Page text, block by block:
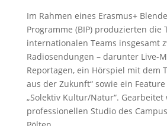
Im Rahmen eines Erasmus+
Programme (BIP) produzierten die
internationalen Teams insgesamt
Radiosendungen – darunter Live-
Reportagen, ein Hörspiel mit dem
aus der Zukunft“ sowie ein
„Solektiv Kultur/Natur“.
professionellen Studio des